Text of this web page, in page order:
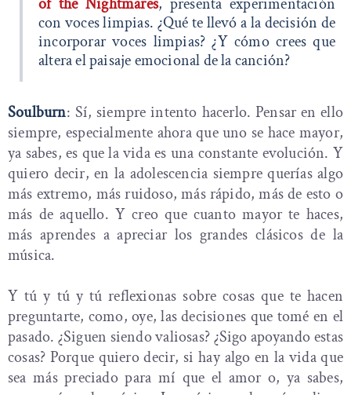
con voces limpias. ¿Qué te llevó a la decisión de
incorporar voces limpias? ¿Y cómo crees que
altera el paisaje emocional de la canción?
Soulburn: Sí, siempre intento hacerlo. Pensar en ello
siempre, especialmente ahora que uno se hace mayor,
ya sabes, es que la vida es una constante evolución. Y
quiero decir, en la adolescencia siempre querías algo
más extremo, más ruidoso, más rápido, más de esto o
más de aquello. Y creo que cuanto mayor te haces,
más aprendes a apreciar los grandes clásicos de la
música.
Y tú y tú y tú reflexionas sobre cosas que te hacen
preguntarte, como, oye, las decisiones que tomé en el
pasado. ¿Siguen siendo valiosas? ¿Sigo apoyando estas
cosas? Porque quiero decir, si hay algo en la vida que
sea más preciado para mí que el amor o, ya sabes,